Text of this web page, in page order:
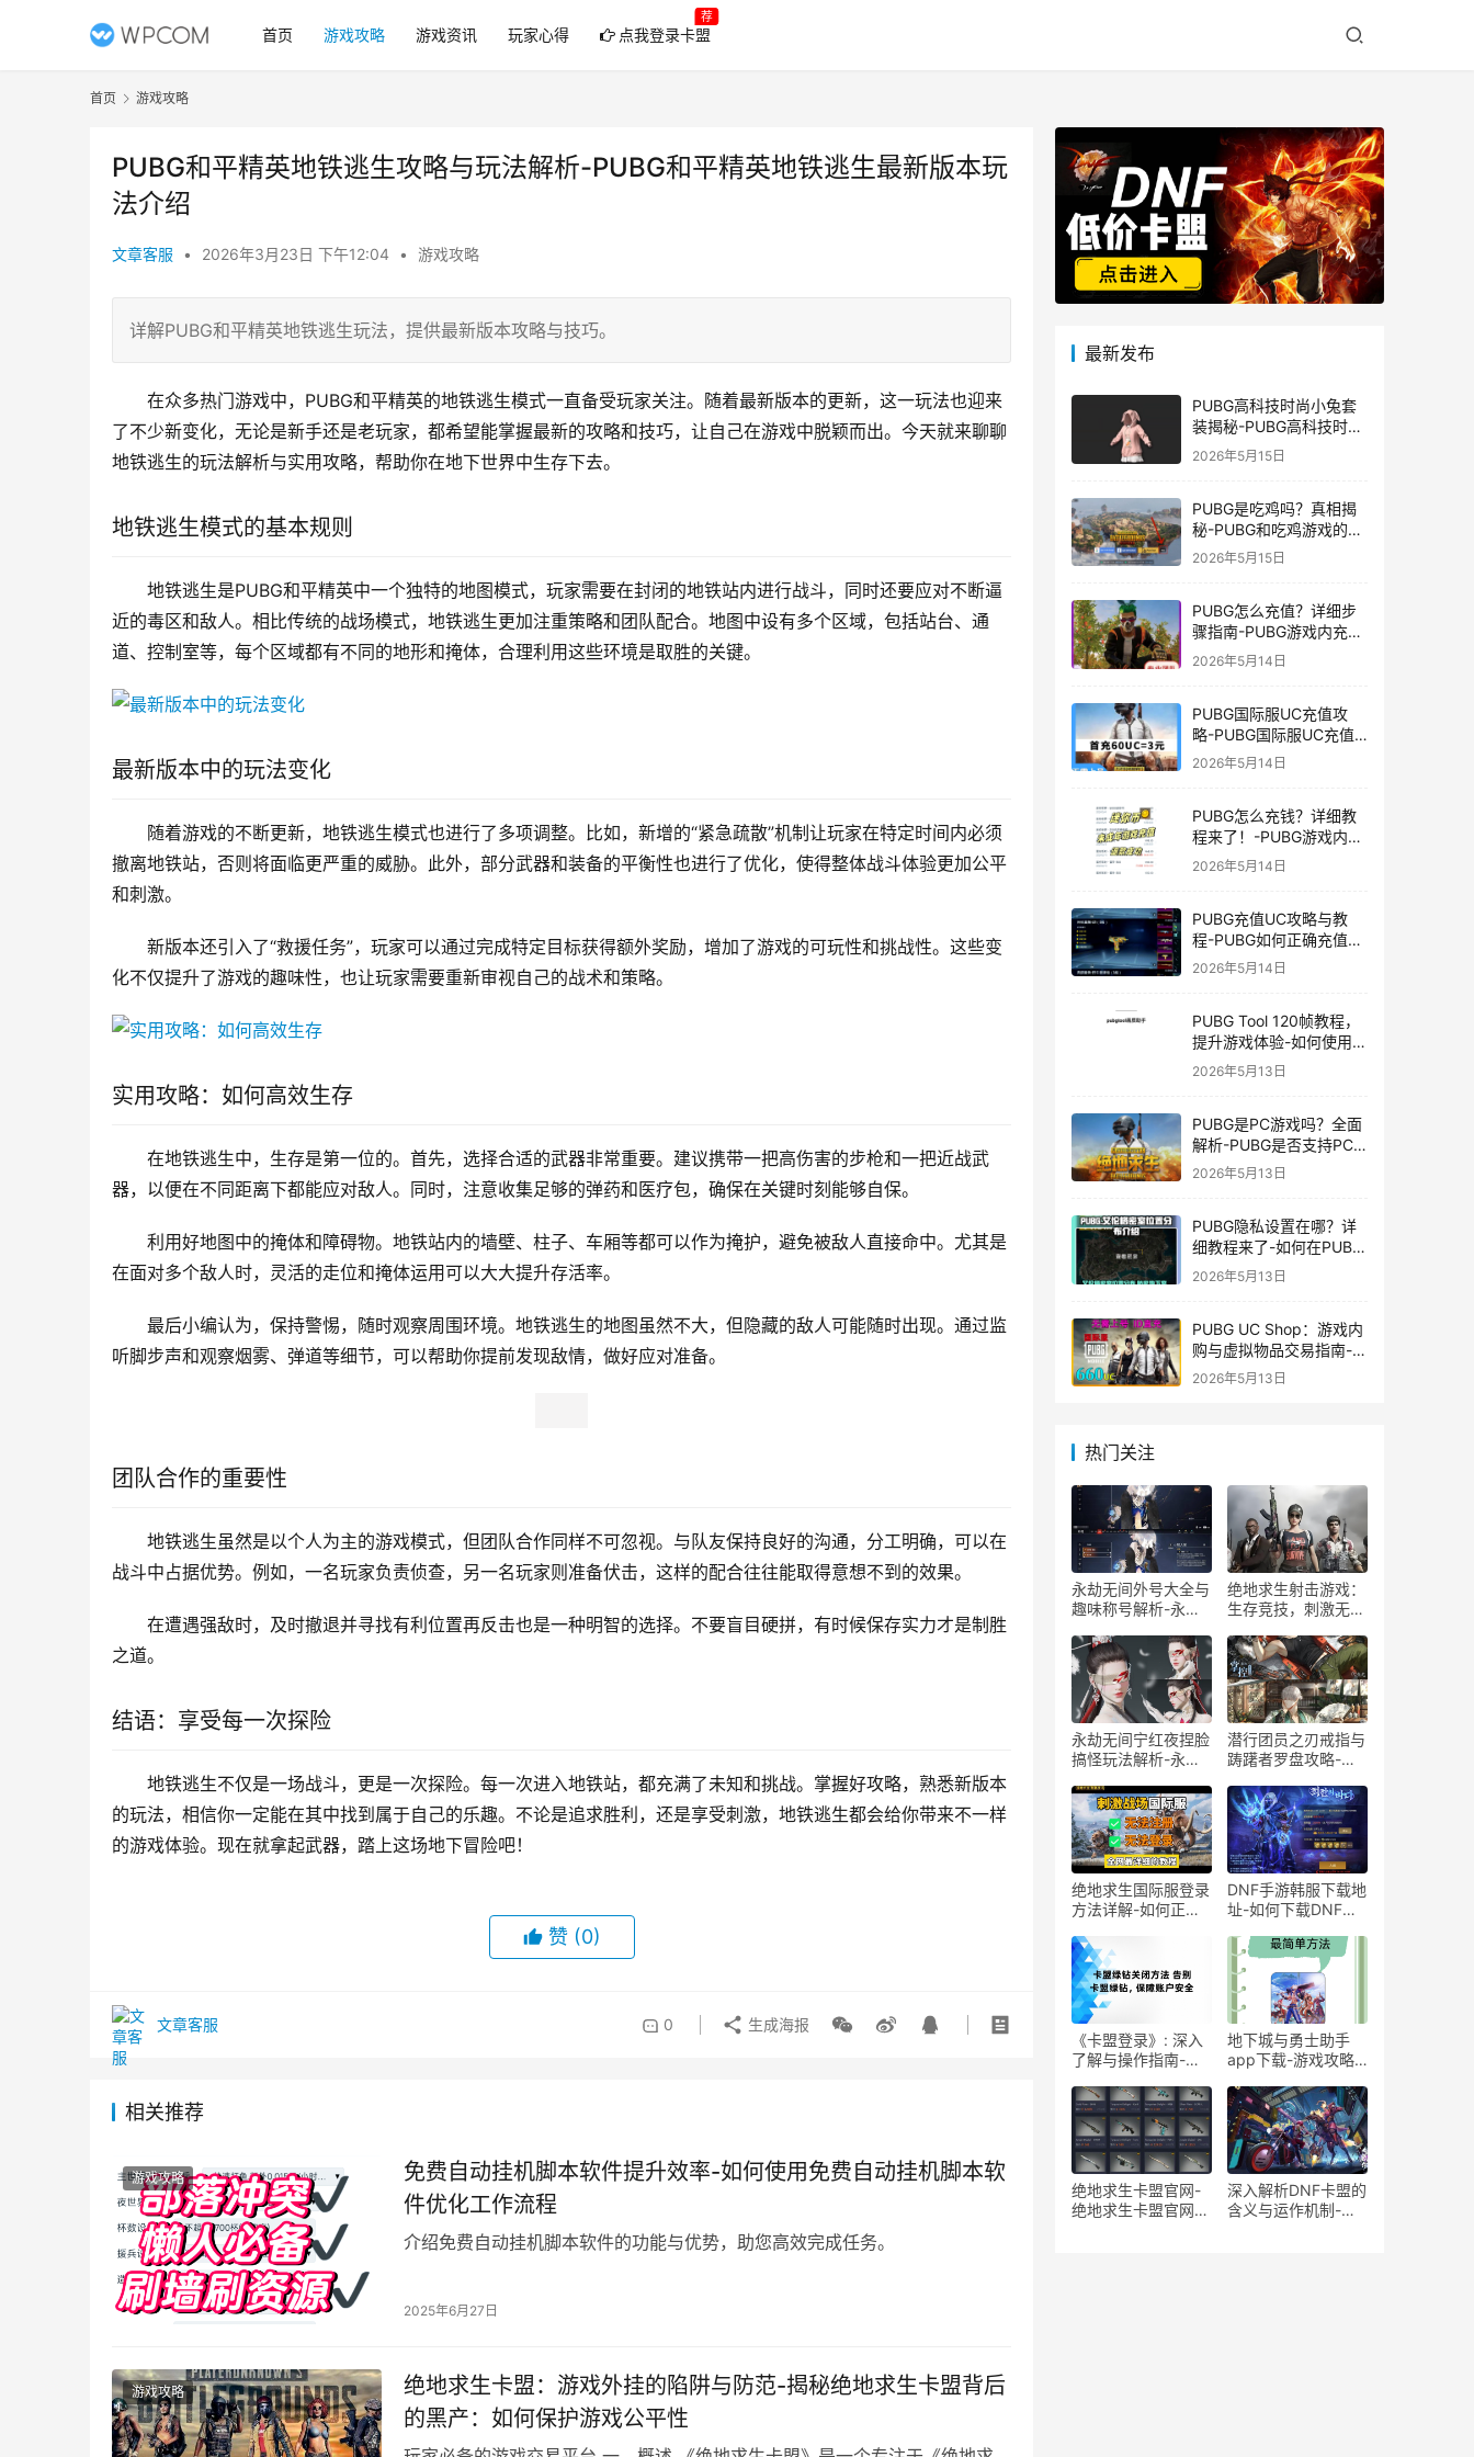
首页 游戏攻略 游戏资讯 玩家心得 点我登录卡盟
荐
首页 游戏攻略
PUBG和平精英地铁逃生攻略与玩法解析-PUBG和平精英地铁逃生最新版本玩
法介绍
文章客服 • 2026年3月23日 下午12:04 • 游戏攻略
详解PUBG和平精英地铁逃生玩法，提供最新版本攻略与技巧。
在众多热门游戏中，PUBG和平精英的地铁逃生模式一直备受玩家关注。随着最新版本的更新，这一玩法也迎来
了不少新变化，无论是新手还是老玩家，都希望能掌握最新的攻略和技巧，让自己在游戏中脱颖而出。今天就来聊聊
地铁逃生的玩法解析与实用攻略，帮助你在地下世界中生存下去。
地铁逃生模式的基本规则
地铁逃生是PUBG和平精英中一个独特的地图模式，玩家需要在封闭的地铁站内进行战斗，同时还要应对不断逼
近的毒区和敌人。相比传统的战场模式，地铁逃生更加注重策略和团队配合。地图中设有多个区域，包括站台、通
道、控制室等，每个区域都有不同的地形和掩体，合理利用这些环境是取胜的关键。
最新版本中的玩法变化
随着游戏的不断更新，地铁逃生模式也进行了多项调整。比如，新增的“紧急疏散”机制让玩家在特定时间内必须
撤离地铁站，否则将面临更严重的威胁。此外，部分武器和装备的平衡性也进行了优化，使得整体战斗体验更加公平
和刺激。
新版本还引入了“救援任务”，玩家可以通过完成特定目标获得额外奖励，增加了游戏的可玩性和挑战性。这些变
化不仅提升了游戏的趣味性，也让玩家需要重新审视自己的战术和策略。
实用攻略：如何高效生存
在地铁逃生中，生存是第一位的。首先，选择合适的武器非常重要。建议携带一把高伤害的步枪和一把近战武
器，以便在不同距离下都能应对敌人。同时，注意收集足够的弹药和医疗包，确保在关键时刻能够自保。
利用好地图中的掩体和障碍物。地铁站内的墙壁、柱子、车厢等都可以作为掩护，避免被敌人直接命中。尤其是
在面对多个敌人时，灵活的走位和掩体运用可以大大提升存活率。
最后小编认为，保持警惕，随时观察周围环境。地铁逃生的地图虽然不大，但隐藏的敌人可能随时出现。通过监
听脚步声和观察烟雾、弹道等细节，可以帮助你提前发现敌情，做好应对准备。
团队合作的重要性
地铁逃生虽然是以个人为主的游戏模式，但团队合作同样不可忽视。与队友保持良好的沟通，分工明确，可以在
战斗中占据优势。例如，一名玩家负责侦查，另一名玩家则准备伏击，这样的配合往往能取得意想不到的效果。
在遭遇强敌时，及时撤退并寻找有利位置再反击也是一种明智的选择。不要盲目硬拼，有时候保存实力才是制胜
之道。
结语：享受每一次探险
地铁逃生不仅是一场战斗，更是一次探险。每一次进入地铁站，都充满了未知和挑战。掌握好攻略，熟悉新版本
的玩法，相信你一定能在其中找到属于自己的乐趣。不论是追求胜利，还是享受刺激，地铁逃生都会给你带来不一样
的游戏体验。现在就拿起武器，踏上这场地下冒险吧！
赞 (0)
文章客服 0 生成海报
相关推荐
游戏攻略
免费自动挂机脚本软件提升效率-如何使用免费自动挂机脚本软
件优化工作流程
介绍免费自动挂机脚本软件的功能与优势，助您高效完成任务。
2025年6月27日
游戏攻略
绝地求生卡盟：游戏外挂的陷阱与防范-揭秘绝地求生卡盟背后
的黑产：如何保护游戏公平性
最新发布
PUBG高科技时尚小兔套
装揭秘-PUBG高科技时尚
小兔套装的潮流与科技结
2026年5月15日
PUBG是吃鸡吗？真相揭
秘-PUBG和吃鸡游戏的区
别与联系
2026年5月15日
PUBG怎么充值？详细步
骤指南-PUBG游戏内充值
方法及常见问题解答
2026年5月14日
PUBG国际服UC充值攻
略-PUBG国际服UC充值
方法及注意事项
2026年5月14日
PUBG怎么充钱？详细教
程来了！-PUBG游戏内购
买充值方法及注意事项
2026年5月14日
PUBG充值UC攻略与教
程-PUBG如何正确充值
UC获取游戏内货币
2026年5月14日
PUBG Tool 120帧教程，
提升游戏体验-如何使用
PUBG Tool实现120帧流
畅游戏
2026年5月13日
PUBG是PC游戏吗？全面
解析-PUBG是否支持PC
平台及游戏玩法介绍
2026年5月13日
PUBG隐私设置在哪？详
细教程来了-如何在PUBG
中设置隐私选项保护个人
2026年5月13日
PUBG UC Shop：游戏内
购与虚拟物品交易指南-
PUBG UC Shop如何购买
2026年5月13日
热门关注
永劫无间外号大全与
趣味称号解析-永劫
昵称推荐
绝地求生射击游戏：
生存竞技，刺激无
戏玩法攻略
永劫无间宁红夜捏脸
搞怪玩法解析-永劫
角色设计教程
潜行团员之刃戒指与
踌躇者罗盘攻略-潜
戒指与罗盘深度解析
绝地求生国际服登录
方法详解-如何正确
并解决常见问题
DNF手游韩服下载地
址-如何下载DNF手
《卡盟登录》: 深入
了解与操作指南-掌
升安全与效率的长尾
词指南
地下城与勇士助手
app下载-游戏攻略
手游辅助工具推荐
绝地求生卡盟官网-
绝地求生卡盟官网正
深入解析DNF卡盟的
含义与运作机制-